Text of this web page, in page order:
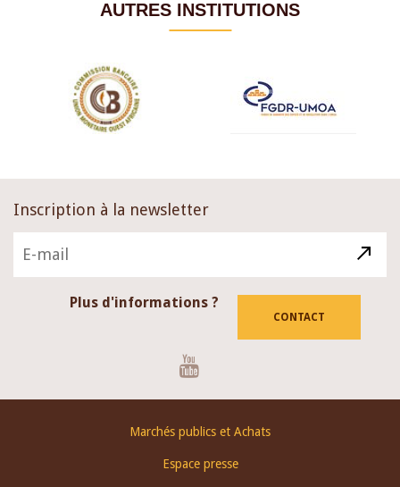
AUTRES INSTITUTIONS
Inscription à la newsletter
Plus d'informations ?
CONTACT
Marchés publics et Achats
Espace presse